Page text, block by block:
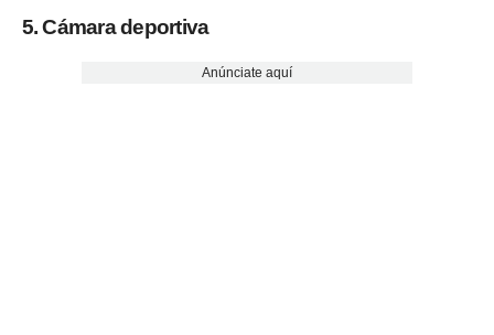
5. Cámara deportiva
Anúnciate aquí